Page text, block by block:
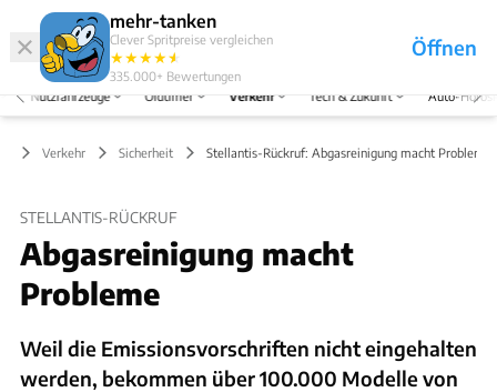
mehr-tanken
Clever Spritpreise vergleichen
★★★★★
★
335.000+ Bewertungen
Öffnen
Abo
Menü
Nutzfahrzeuge Oldtimer Verkehr Tech & Zukunft Auto-
Verkehr Sicherheit Stellantis-Rückruf: Abgasreinigung macht Probleme
STELLANTIS-RÜCKRUF
Abgasreinigung macht
Probleme
Weil die Emissionsvorschriften nicht eingehalten
werden, bekommen über 100.000 Modelle von